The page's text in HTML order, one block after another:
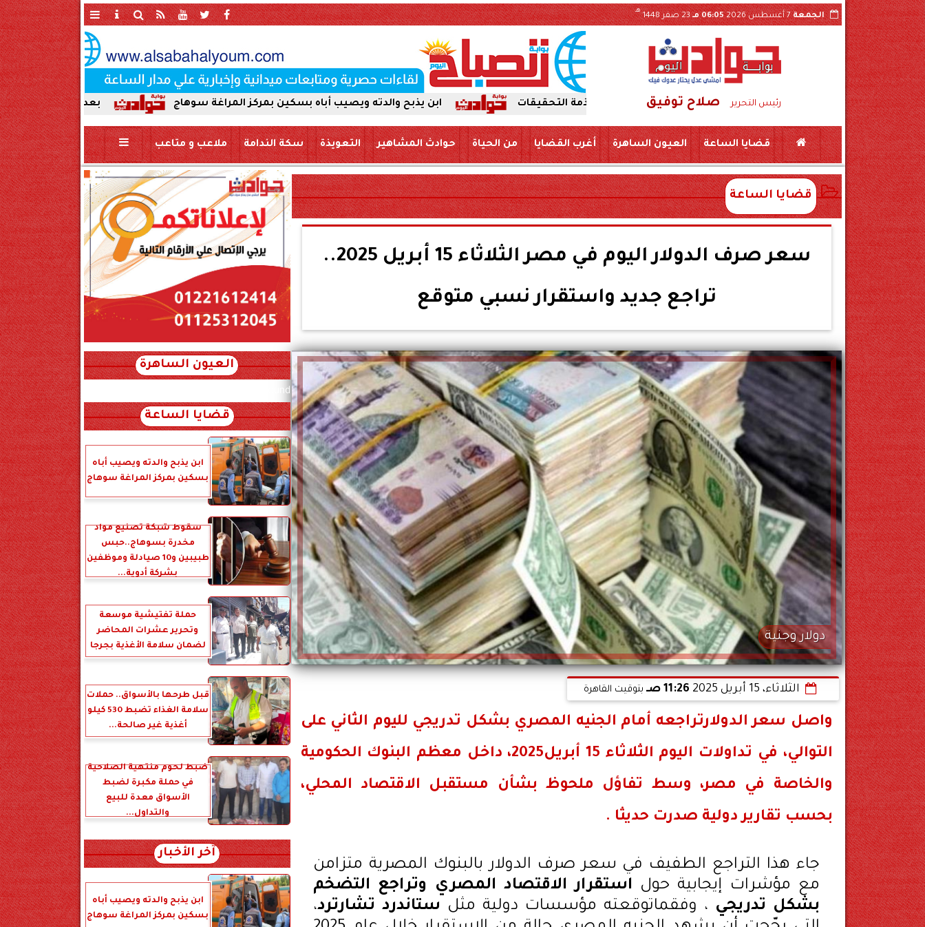
الجمعة7 أغسطس 2026 06:05 مـ 23 صفر 1448
هـ
رئيس التحرير صلاح توفيق بعد ضبط حمير مذبوحة في ابن يذبح والدته ويصيب أباه بسكين بمركز المراغة سوهاج على ذمة التحقيقات
قضايا الساعة العيون الساهرة أغرب القضايا من الحياة حوادث المشاهير التعويذة سكة الندامة ملاعب و متاعب
قضايا الساعة
سعر صرف الدولار اليوم في مصر الثلاثاء 15 أبريل 2025..
تراجع جديد واستقرار نسبي متوقع
دولار وجنية
الثلاثاء، 15 أبريل 2025 11:26 صـ بتوقيت القاهرة
واصل سعر الدولارتراجعه أمام الجنيه المصري بشكل تدريجي لليوم الثاني على
التوالي، في تداولات اليوم الثلاثاء 15 أبريل2025
، داخل معظم البنوك الحكومية
والخاصة في مصر، وسط تفاؤل ملحوظ بشأن مستقبل الاقتصاد المحلي،
بحسب تقارير دولية صدرت حديثا .
جاء هذا التراجع الطفيف في سعر صرف الدولار بالبنوك المصرية متزامن
مع مؤشرات إيجابية حول استقرار الاقتصاد المصري وتراجع التضخم
بشكل تدريجي ، وفقماتوقعته مؤسسات دولية مثل ستاندرد تشارترد،
العيون الساهرة
xml_json/rss/~12.xml x0n not found
قضايا الساعة
ابن يذبح والدته ويصيب أباه
بسكين بمركز المراغة سوهاج
سقوط شبكة تصنيع مواد
مخدرة بسوهاج..حبس
طبيبين و10 صيادلة وموظفين
بشركة أدوية...
حملة تفتيشية موسعة
وتحرير عشرات المحاضر
لضمان سلامة الأغذية بجرجا
قبل طرحها بالأسواق.. حملات
سلامة الغذاء تضبط 530 كيلو
أغذية غير صالحة...
ضبط لحوم منتهية الصلاحية
في حملة مكبرة لضبط
الأسواق معدة للبيع
والتداول...
آخر الأخبار
ابن يذبح والدته ويصيب أباه
بسكين بمركز المراغة سوهاج